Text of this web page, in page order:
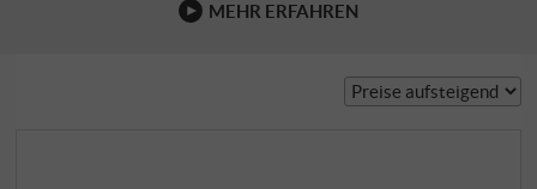
MEHR ERFAHREN